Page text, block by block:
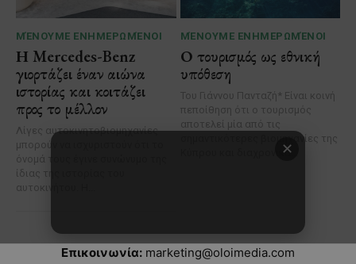
Επικοινωνία: marketing@oloimedia.com